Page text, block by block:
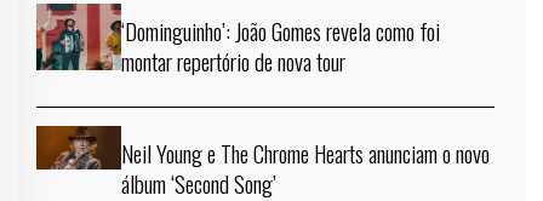
‘Dominguinho’: João Gomes revela como foi
montar repertório de nova tour
Neil Young e The Chrome Hearts anunciam o novo
álbum ‘Second Song’